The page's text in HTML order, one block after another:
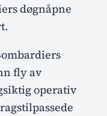
døgnåpne
fly av
operativ